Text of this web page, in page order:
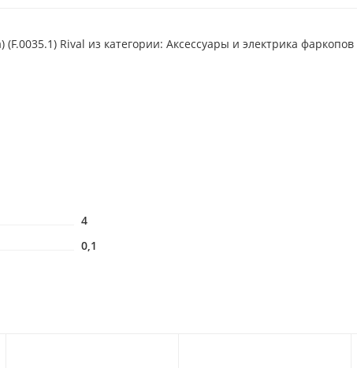
Rival из категории: Аксессуары и электрика фаркопов
4
0,1